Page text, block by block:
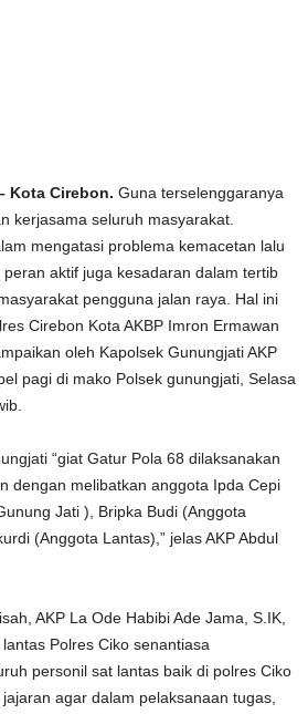
Kota Cirebon. Guna terselenggaranya
kerjasama seluruh masyarakat.
mengatasi problema kemacetan lalu
aktif juga kesadaran dalam tertib
pengguna jalan raya. Hal ini
Cirebon Kota AKBP Imron Ermawan
oleh Kapolsek Gunungjati AKP
pagi di mako Polsek gunungjati, Selasa
“giat Gatur Pola 68 dilaksanakan
dengan melibatkan anggota Ipda Cepi
Jati ), Bripka Budi (Anggota
(Anggota Lantas),” jelas AKP Abdul
AKP La Ode Habibi Ade Jama, S.IK,
Polres Ciko senantiasa
personil sat lantas baik di polres Ciko
agar dalam pelaksanaan tugas,